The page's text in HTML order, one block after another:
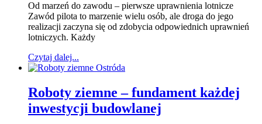
–
jak
zdobyć
samolotów
pasażerskich?
Od marzeń do zawodu – pierwsze uprawnienia lotnicze
Zawód pilota to marzenie wielu osób, ale droga do jego
realizacji zaczyna się od zdobycia odpowiednich uprawnień
lotniczych. Każdy
Czytaj dalej...
Roboty ziemne – fundament każdej
inwestycji budowlanej